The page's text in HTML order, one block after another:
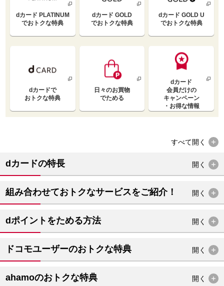
dカード PLATINUM
でおトクな特典
dカード GOLD
でおトクな特典
dカード GOLD U
でおトクな特典
dカードで
おトクな特典
日々のお買物
でためる
dカード
会員だけの
キャンペーン
・お得な情報
すべて開く
dカードの特長 開く
組み合わせておトクなサービスをご紹介！ 開く
dポイントをためる方法 開く
ドコモユーザーのおトクな特典 開く
ahamoのおトクな特典 開く